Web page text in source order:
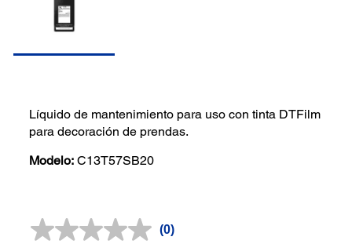
Líquido de mantenimiento para uso con tinta DTFilm
para decoración de prendas.
Modelo: C13T57SB20
Sin
(0)